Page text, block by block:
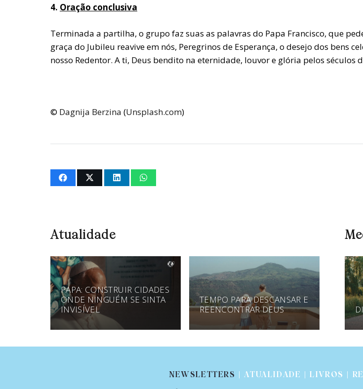
4. Oração conclusiva
Terminada a partilha, o grupo faz suas as palavras do Papa Francisco, que
graça do Jubileu reavive em nós, Peregrinos de Esperança, o desejo dos bens
nosso Redentor. A ti, Deus bendito na eternidade, louvor e glória pelos séculos
© Dagnija Berzina (Unsplash.com)
Atualidade
PAPA: CONSTRUIR CIDADES
ONDE NINGUÉM SE SINTA
INVISÍVEL
TEMPO PARA DESCANSAR E
REENCONTRAR DEUS
NEWSLETTERS | ATUALIDADE | LIVROS |